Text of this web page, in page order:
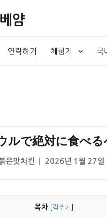
얌
연락하기 체험기 국
ルで絶対に食べ
은맛치킨
작
자
2026년 1월 27일
목차 감추기